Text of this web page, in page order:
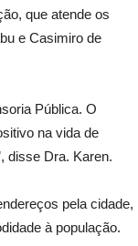
que atende os
e Casimiro de
Pública. O
na vida de
disse Dra. Karen.
pela cidade,
à população.